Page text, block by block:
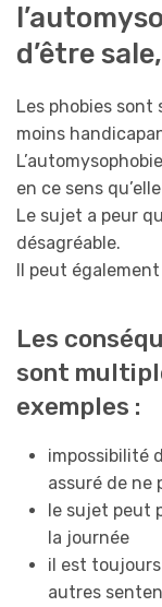
d’être
Les phobies
moins
en ce sens
Le sujet a peur
désagréable.
Il peut
Les
sont
exemples :
impossibilité
assuré de ne
le sujet peut
la journée
il est
autres